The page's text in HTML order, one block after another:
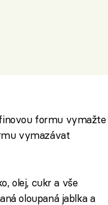
formu vymažte
vymazávat
olej, cukr a vše
oloupaná jablka a